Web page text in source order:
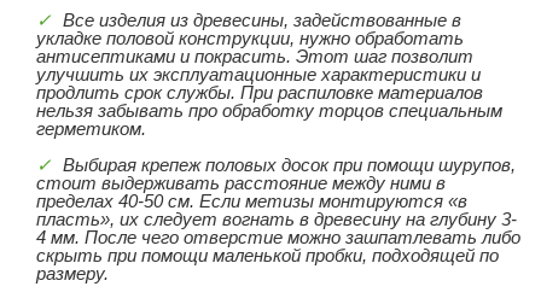
Все изделия из древесины, задействованные в
укладке половой конструкции, нужно обработать
антисептиками и покрасить. Этот шаг позволит
улучшить их эксплуатационные характеристики и
продлить срок службы. При распиловке материалов
нельзя забывать про обработку торцов специальным
герметиком.
Выбирая крепеж половых досок при помощи шурупов,
стоит выдерживать расстояние между ними в
пределах 40-50 см. Если метизы монтируются «в
пласть», их следует вогнать в древесину на глубину 3-
4 мм. После чего отверстие можно зашпатлевать либо
скрыть при помощи маленькой пробки, подходящей по
размеру.